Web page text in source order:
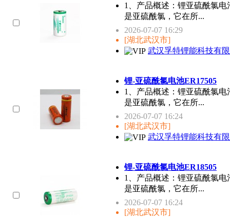
1、产品概述：锂亚硫酰氯
是亚硫酰氯，它在所...
2026-07-07 16:29
[湖北武汉市]
武汉孚特锂能科技有
锂-亚硫酰氯电池ER17505
1、产品概述：锂亚硫酰氯
是亚硫酰氯，它在所...
2026-07-07 16:24
[湖北武汉市]
武汉孚特锂能科技有
锂-亚硫酰氯电池ER18505
1、产品概述：锂亚硫酰氯
是亚硫酰氯，它在所...
2026-07-07 16:24
[湖北武汉市]